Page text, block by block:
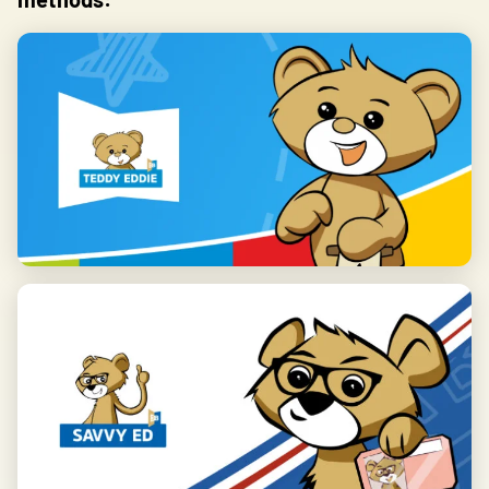
Save my preferences
Accept all